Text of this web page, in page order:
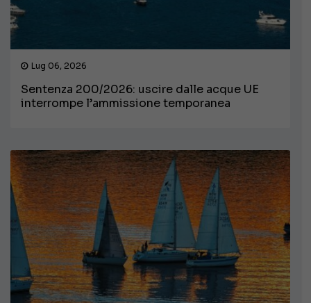
Lug 06, 2026
Sentenza 200/2026: uscire dalle acque UE
interrompe l’ammissione temporanea